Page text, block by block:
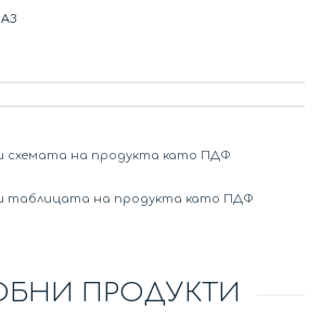
схемата на продукта като ПДФ
таблицата на продукта като ПДФ
ПРОДУКТИ